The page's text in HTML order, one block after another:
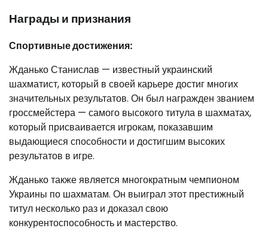
Награды и признания
Спортивные достижения:
Жданько Станислав — известный украинский
шахматист, который в своей карьере достиг многих
значительных результатов. Он был награжден званием
гроссмейстера — самого высокого титула в шахматах,
который присваивается игрокам, показавшим
выдающиеся способности и достигшим высоких
результатов в игре.
Жданько также является многократным чемпионом
Украины по шахматам. Он выиграл этот престижный
титул несколько раз и доказал свою
конкурентоспособность и мастерство.